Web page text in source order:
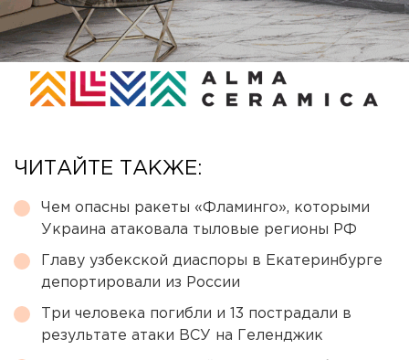
ЧИТАЙТЕ ТАКЖЕ:
Чем опасны ракеты «Фламинго», которыми
Украина атаковала тыловые регионы РФ
Главу узбекской диаспоры в Екатеринбурге
депортировали из России
Три человека погибли и 13 пострадали в
результате атаки ВСУ на Геленджик